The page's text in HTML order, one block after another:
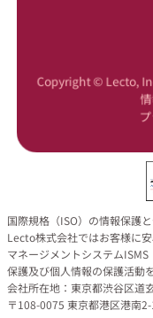
Copyright © Lecto,
国際規格（ISO）の情報保護
Lecto株式会社ではお客様に
マネージメントシステム
保護及び個人情報の保護活動
会社所在地：東京都渋谷区道
〒108-0075 東京都港区港南